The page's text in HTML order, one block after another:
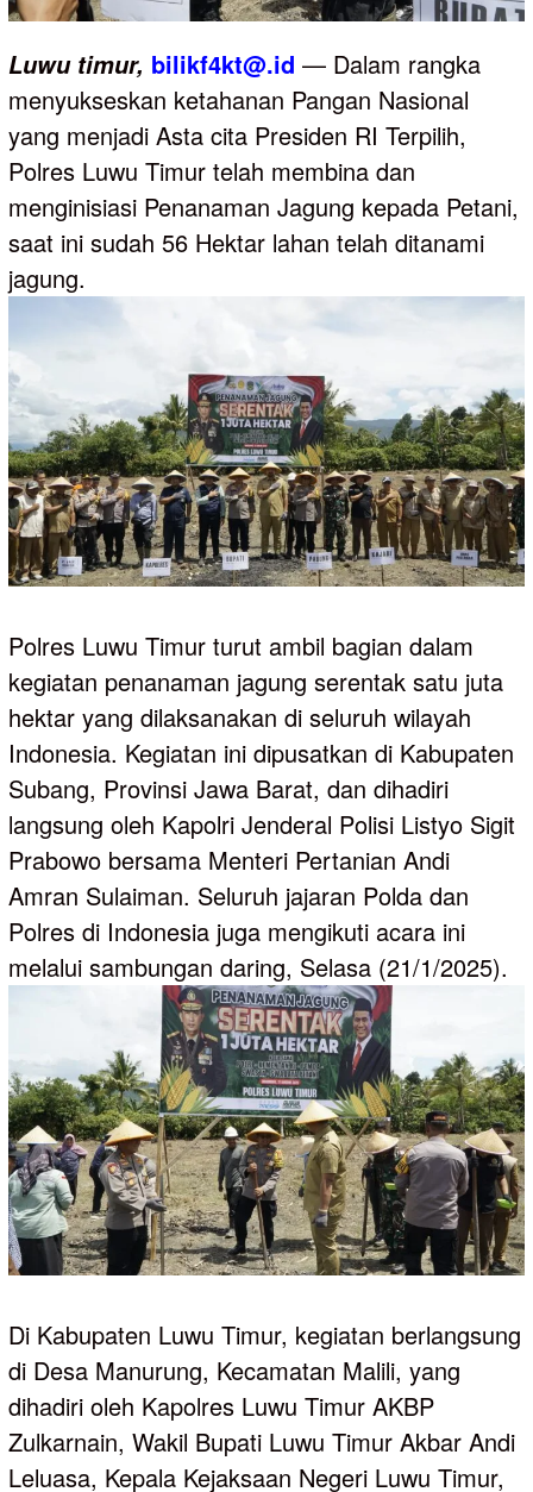
Luwu timur, bilikf4kt@.id — Dalam rangka
menyukseskan ketahanan Pangan Nasional
yang menjadi Asta cita Presiden RI Terpilih,
Polres Luwu Timur telah membina dan
menginisiasi Penanaman Jagung kepada Petani,
saat ini sudah 56 Hektar lahan telah ditanami
jagung.
Polres Luwu Timur turut ambil bagian dalam
kegiatan penanaman jagung serentak satu juta
hektar yang dilaksanakan di seluruh wilayah
Indonesia. Kegiatan ini dipusatkan di Kabupaten
Subang, Provinsi Jawa Barat, dan dihadiri
langsung oleh Kapolri Jenderal Polisi Listyo Sigit
Prabowo bersama Menteri Pertanian Andi
Amran Sulaiman. Seluruh jajaran Polda dan
Polres di Indonesia juga mengikuti acara ini
melalui sambungan daring, Selasa (21/1/2025).
Di Kabupaten Luwu Timur, kegiatan berlangsung
di Desa Manurung, Kecamatan Malili, yang
dihadiri oleh Kapolres Luwu Timur AKBP
Zulkarnain, Wakil Bupati Luwu Timur Akbar Andi
Leluasa, Kepala Kejaksaan Negeri Luwu Timur,